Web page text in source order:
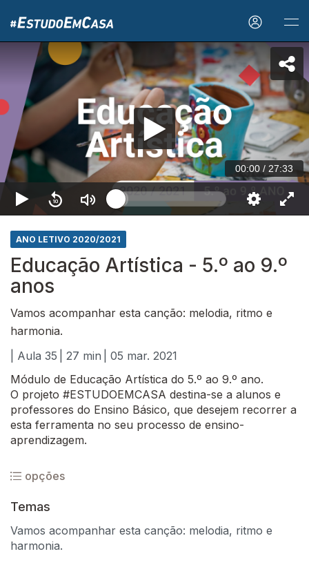
00:00 / 27:33
ANO LETIVO 2020/2021
Educação Artística - 5.º ao 9.º
anos
Vamos acompanhar esta canção: melodia, ritmo e
harmonia.
| Aula 35
| 27 min
| 05 mar. 2021
Módulo de Educação Artística do 5.º ao 9.º ano.
O projeto #ESTUDOEMCASA destina-se a alunos e
professores do Ensino Básico, que desejem recorrer a
esta ferramenta no seu processo de ensino-
aprendizagem.
opções
Temas
Vamos acompanhar esta canção: melodia, ritmo e
harmonia.